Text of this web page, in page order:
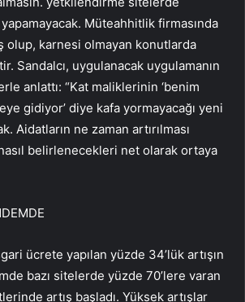
Müteahhitlik firmasında
olup, karnesi olmayan konutlarda
Sandalcı, uygulanacak uygulamanın
anlattı: “Kat maliklerinin ‘benim
gidiyor’ diye kafa yormayacağı yeni
Aidatların ne zaman artırılması
belirlenecekleri net olarak ortaya
ücrete yapılan yüzde 34’lük artışın
bazı sitelerde yüzde 70’lere varan
artış başladı. Yüksek artışlar